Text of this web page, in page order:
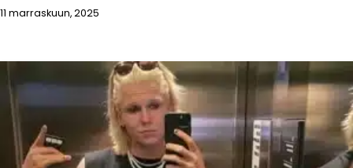
11 marraskuun, 2025